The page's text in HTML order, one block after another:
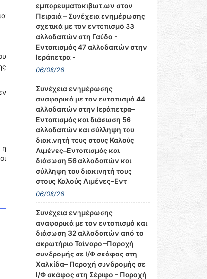
η
εμπορευματοκιβωτίων στον
Πειραιά – Συνέχεια ενημέρωσης
σχετικά με τον εντοπισμό 33
αλλοδαπών στη Γαύδο -
Εντοπισμός 47 αλλοδαπών στην
Ιεράπετρα -
06/08/26
Συνέχεια ενημέρωσης
αναφορικά με τον εντοπισμό 44
αλλοδαπών στην Ιεράπετρα–
Εντοπισμός και διάσωση 56
αλλοδαπών και σύλληψη του
διακινητή τους στους Καλούς
Λιμένες–Εντοπισμός και
διάσωση 56 αλλοδαπών και
σύλληψη του διακινητή τους
στους Καλούς Λιμένες–Εντ
06/08/26
Συνέχεια ενημέρωσης
αναφορικά με τον εντοπισμό και
διάσωση 32 αλλοδαπών από το
ακρωτήριο Ταίναρο –Παροχή
συνδρομής σε Ι/Φ σκάφος στη
Χαλκίδα– Παροχή συνδρομής σε
Ι/Φ σκάφος στη Σέριφο – Παροχή